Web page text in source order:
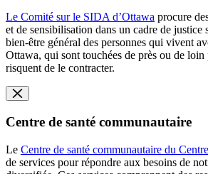
Le Comité sur le SIDA d’Ottawa procure
et de sensibilisation dans un cadre de justice
bien-être général des personnes qui vivent
Ottawa, qui sont touchées de près ou de
risquent de le contracter.
Centre de santé communautaire
Le Centre de santé communautaire du
de services pour répondre aux besoins de